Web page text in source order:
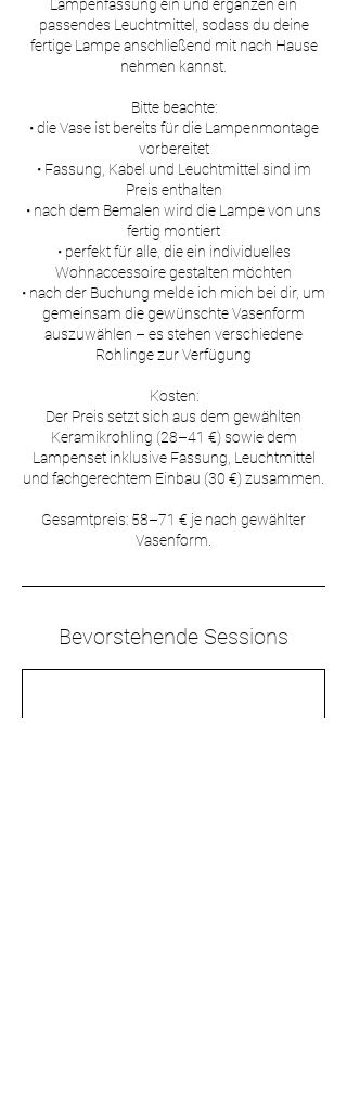
Lampenfassung ein und ergänzen ein
passendes Leuchtmittel, sodass du deine
fertige Lampe anschließend mit nach Hause
nehmen kannst.
Bitte beachte:
• die Vase ist bereits für die Lampenmontage
vorbereitet
• Fassung, Kabel und Leuchtmittel sind im
Preis enthalten
• nach dem Bemalen wird die Lampe von uns
fertig montiert
• perfekt für alle, die ein individuelles
Wohnaccessoire gestalten möchten
• nach der Buchung melde ich mich bei dir, um
gemeinsam die gewünschte Vasenform
auszuwählen – es stehen verschiedene
Rohlinge zur Verfügung
​Kosten:
Der Preis setzt sich aus dem gewählten
Keramikrohling (28–41 €) sowie dem
Lampenset inklusive Fassung, Leuchtmittel
und fachgerechtem Einbau (30 €) zusammen.
Gesamtpreis: 58–71 € je nach gewählter
Vasenform.
Bevorstehende Sessions